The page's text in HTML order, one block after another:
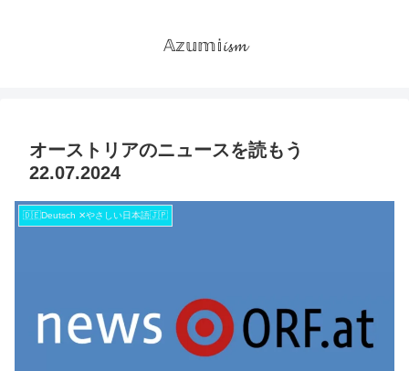
𝔸𝕫𝕦𝕞𝕚𝓲𝓼𝓶
オーストリアのニュースを読もう
22.07.2024
🇩🇪Deutsch ✕やさしい日本語🇯🇵